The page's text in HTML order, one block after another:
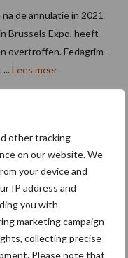
other tracking
on our website. We
your device and
IP address and
you with
marketing campaign
collecting precise
Please note that
de annulatie in 2021
Brussels Expo, heeft
overtroffen. Fedagrim-
Lees meer